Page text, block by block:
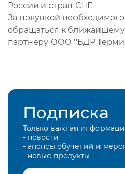
России и стран СНГ.
За покупкой
обращаться к
партнеру ООО "БДР
Подписка
Только важная
- новости
- анонсы обучений и
- новые продукты